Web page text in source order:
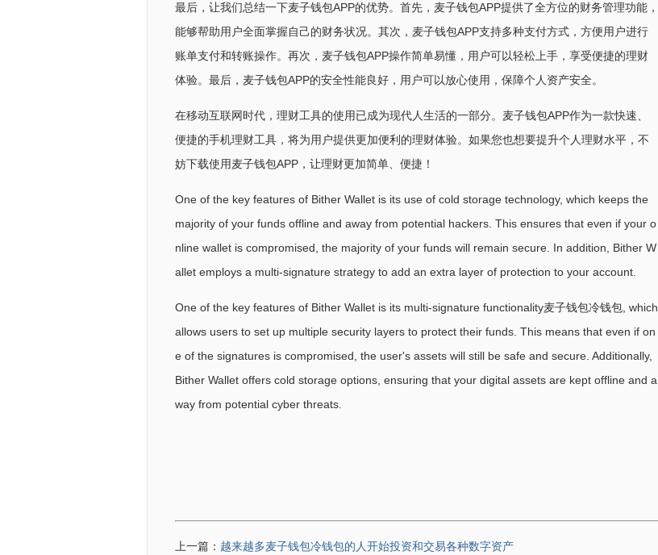
最后，让我们总结一下麦子钱包APP的优势。首先，麦子钱包APP提供了全方位的财务管理功能，
能够帮助用户全面掌握自己的财务状况。其次，麦子钱包APP支持多种支付方式，方便用户进行
账单支付和转账操作。再次，麦子钱包APP操作简单易懂，用户可以轻松上手，享受便捷的理财
体验。最后，麦子钱包APP的安全性能良好，用户可以放心使用，保障个人资产安全。
在移动互联网时代，理财工具的使用已成为现代人生活的一部分。麦子钱包APP作为一款快速、
便捷的手机理财工具，将为用户提供更加便利的理财体验。如果您也想要提升个人理财水平，不
妨下载使用麦子钱包APP，让理财更加简单、便捷！
One of the key features of Bither Wallet is its use of cold storage technology, which keeps the
majority of your funds offline and away from potential hackers. This ensures that even if your o
nline wallet is compromised, the majority of your funds will remain secure. In addition, Bither W
allet employs a multi-signature strategy to add an extra layer of protection to your account.
One of the key features of Bither Wallet is its multi-signature functionality麦子钱包冷钱包, which
allows users to set up multiple security layers to protect their funds. This means that even if on
e of the signatures is compromised, the user's assets will still be safe and secure. Additionally,
Bither Wallet offers cold storage options, ensuring that your digital assets are kept offline and a
way from potential cyber threats.
上一篇： 越来越多麦子钱包冷钱包的人开始投资和交易各种数字资产